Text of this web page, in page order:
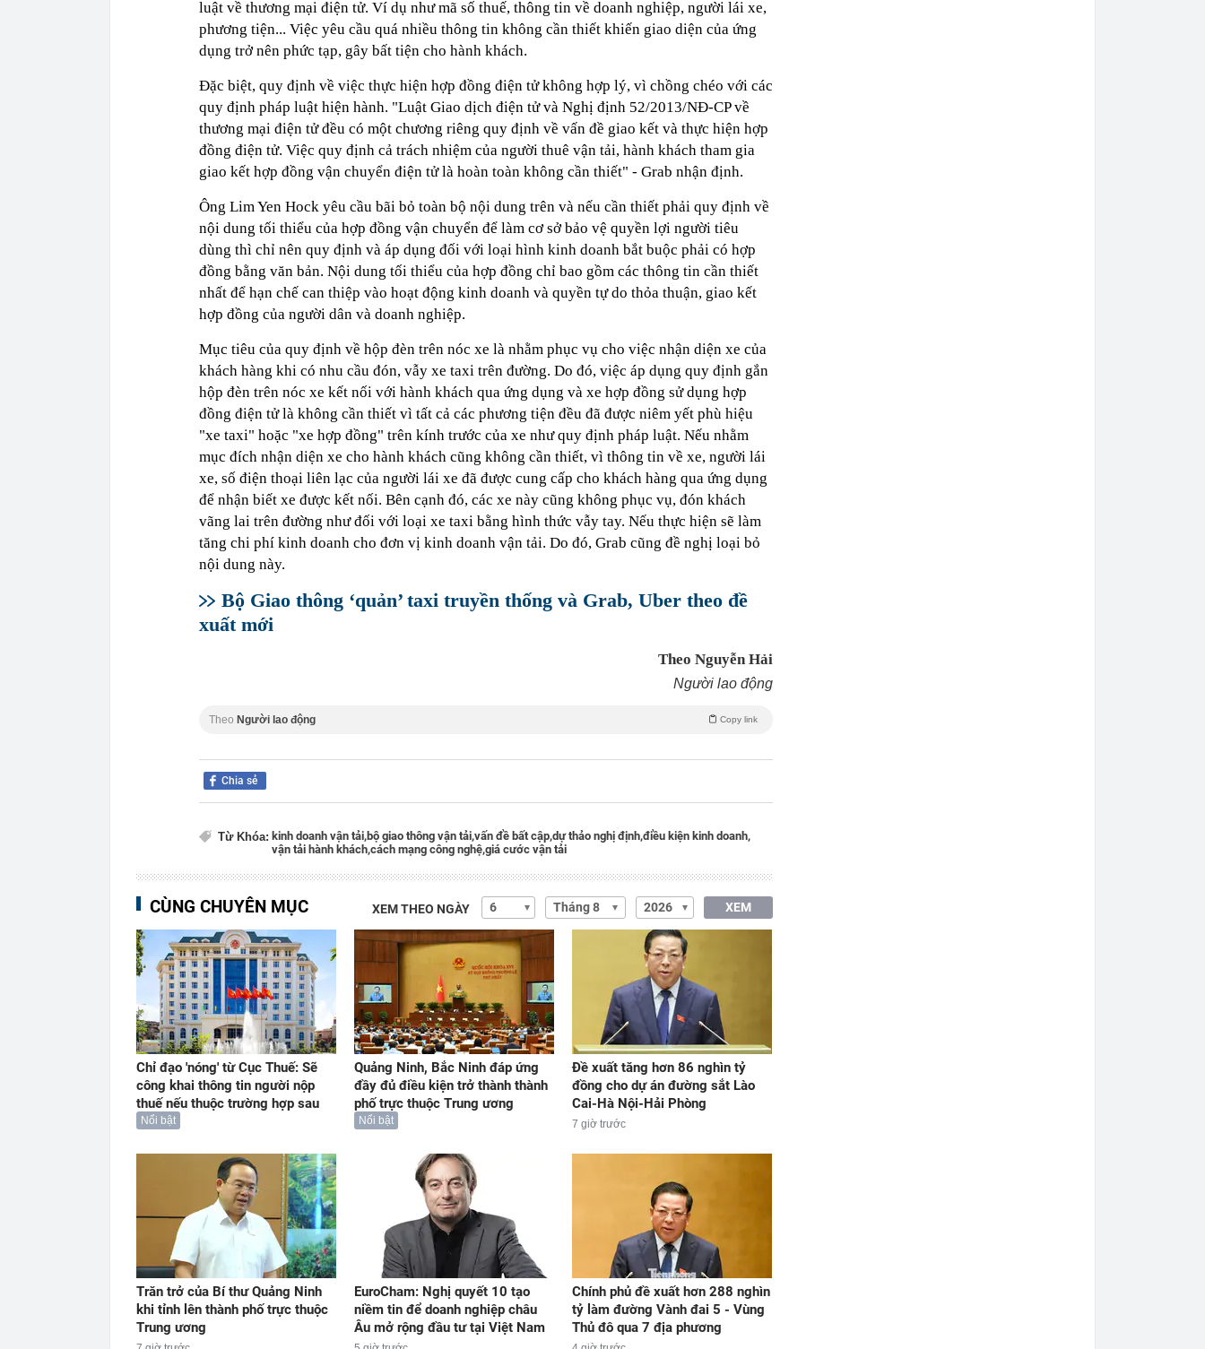
luật về thương mại điện tử. Ví dụ như mã số thuế, thông tin về doanh nghiệp, người lái xe,
phương tiện... Việc yêu cầu quá nhiều thông tin không cần thiết khiến giao diện của ứng
dụng trở nên phức tạp, gây bất tiện cho hành khách.
Đặc biệt, quy định về việc thực hiện hợp đồng điện tử không hợp lý, vì chồng chéo với các
quy định pháp luật hiện hành. "Luật Giao dịch điện tử và Nghị định 52/2013/NĐ-CP về
thương mại điện tử đều có một chương riêng quy định về vấn đề giao kết và thực hiện hợp
đồng điện tử. Việc quy định cả trách nhiệm của người thuê vận tải, hành khách tham gia
giao kết hợp đồng vận chuyển điện tử là hoàn toàn không cần thiết" - Grab nhận định.
Ông Lim Yen Hock yêu cầu bãi bỏ toàn bộ nội dung trên và nếu cần thiết phải quy định về
nội dung tối thiểu của hợp đồng vận chuyển để làm cơ sở bảo vệ quyền lợi người tiêu
dùng thì chỉ nên quy định và áp dụng đối với loại hình kinh doanh bắt buộc phải có hợp
đồng bằng văn bản. Nội dung tối thiểu của hợp đồng chỉ bao gồm các thông tin cần thiết
nhất để hạn chế can thiệp vào hoạt động kinh doanh và quyền tự do thỏa thuận, giao kết
hợp đồng của người dân và doanh nghiệp.
Mục tiêu của quy định về hộp đèn trên nóc xe là nhằm phục vụ cho việc nhận diện xe của
khách hàng khi có nhu cầu đón, vẫy xe taxi trên đường. Do đó, việc áp dụng quy định gắn
hộp đèn trên nóc xe kết nối với hành khách qua ứng dụng và xe hợp đồng sử dụng hợp
đồng điện tử là không cần thiết vì tất cả các phương tiện đều đã được niêm yết phù hiệu
"xe taxi" hoặc "xe hợp đồng" trên kính trước của xe như quy định pháp luật. Nếu nhằm
mục đích nhận diện xe cho hành khách cũng không cần thiết, vì thông tin về xe, người lái
xe, số điện thoại liên lạc của người lái xe đã được cung cấp cho khách hàng qua ứng dụng
để nhận biết xe được kết nối. Bên cạnh đó, các xe này cũng không phục vụ, đón khách
vãng lai trên đường như đối với loại xe taxi bằng hình thức vẫy tay. Nếu thực hiện sẽ làm
tăng chi phí kinh doanh cho đơn vị kinh doanh vận tải. Do đó, Grab cũng đề nghị loại bỏ
nội dung này.
Bộ Giao thông ‘quản’ taxi truyền thống và Grab, Uber theo đề
xuất mới
Theo Nguyễn Hải
Người lao động
Theo Người lao động Copy link
Chia sẻ
Từ Khóa: kinh doanh vận tải,bộ giao thông vận tải,vấn đề bất cập,dự thảo nghị định,điều kiện kinh doanh,
vận tải hành khách,cách mạng công nghệ,giá cước vận tải
CÙNG CHUYÊN MỤC XEM THEO NGÀY XEM
Chỉ đạo 'nóng' từ Cục Thuế: Sẽ
công khai thông tin người nộp
thuế nếu thuộc trường hợp sau
Nổi bật
Quảng Ninh, Bắc Ninh đáp ứng
đầy đủ điều kiện trở thành thành
phố trực thuộc Trung ương
Nổi bật
Đề xuất tăng hơn 86 nghìn tỷ
đồng cho dự án đường sắt Lào
Cai-Hà Nội-Hải Phòng
7 giờ trước
Trăn trở của Bí thư Quảng Ninh
khi tỉnh lên thành phố trực thuộc
Trung ương
EuroCham: Nghị quyết 10 tạo
niềm tin để doanh nghiệp châu
Âu mở rộng đầu tư tại Việt Nam
Chính phủ đề xuất hơn 288 nghìn
tỷ làm đường Vành đai 5 - Vùng
Thủ đô qua 7 địa phương